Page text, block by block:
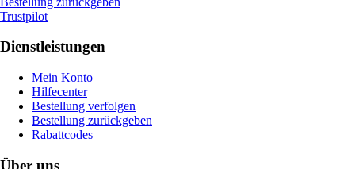
Trustpilot
Dienstleistungen
Mein Konto
Hilfecenter
Bestellung verfolgen
Bestellung zurückgeben
Rabattcodes
Über uns